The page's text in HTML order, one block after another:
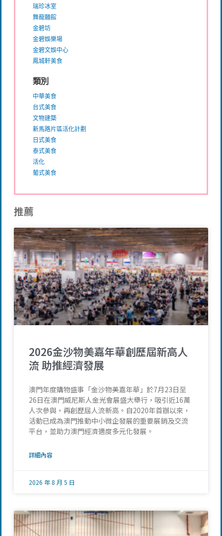
瑞珍冰室
舞龍麵館
金碧坊
金碧娛樂場
金碧文娛中心
鳳城軒美食
類別
中華美食
台式美食
文物建築
新馬路片區活化計劃
日式美食
泰式美食
活化
葡式美食
推薦
2026金沙物美嘉年華創歷屆新高人
流 助推經濟發展
澳門年度購物盛事「金沙物美嘉年華」於7月23日至
26日在澳門威尼斯人金光會展盛大舉行，吸引近16萬
人次參與，再創歷屆人流新高。自2020年首辦以來，
活動已成為澳門推動中小微企發展的重要展銷及交流
平台，並助力澳門經濟適度多元化發展。
詳細內容
2026 年 8 月 5 日